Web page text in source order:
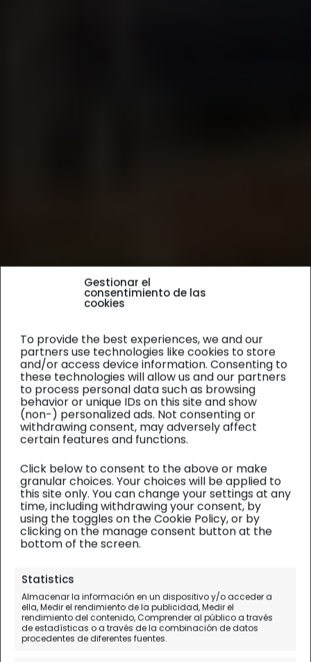
Gestionar el
consentimiento de las
cookies
To provide the best experiences, we and our
partners use technologies like cookies to store
and/or access device information. Consenting to
these technologies will allow us and our partners
to process personal data such as browsing
behavior or unique IDs on this site and show
(non-) personalized ads. Not consenting or
withdrawing consent, may adversely affect
certain features and functions.
Click below to consent to the above or make
granular choices. Your choices will be applied to
this site only. You can change your settings at any
time, including withdrawing your consent, by
using the toggles on the Cookie Policy, or by
clicking on the manage consent button at the
bottom of the screen.
Statistics
Almacenar la información en un dispositivo y/o acceder a
ella, Medir el rendimiento de la publicidad, Medir el
rendimiento del contenido, Comprender al público a través
de estadísticas o a través de la combinación de datos
procedentes de diferentes fuentes.
Atenas Playa, el mejor
chiringuito de playa de La
Barrosa